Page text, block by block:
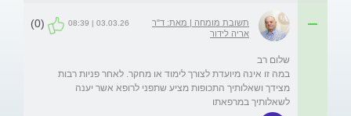
תשובת מומחה | מאת: ד"ר
אריה לידור
03.03.26 | 08:39
(0)
במה זו אינה מיועדת לצורך לימוד או מחקר. לאחר פניות רבות
מצידך ושאלותיך התכופות מציע שתפני לרופא אשר יענה
לשאלותיך במרפאתו